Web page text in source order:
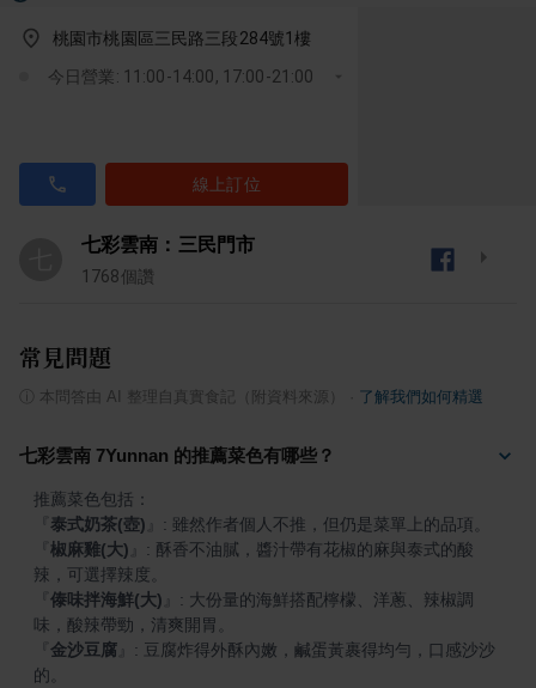
桃園市桃園區三民路三段284號1樓
今日營業: 11:00-14:00, 17:00-21:00
線上訂位
七彩雲南：三民門市
1768個讚
常見問題
本問答由 AI 整理自真實食記（附資料來源） 了解我們如何精選
七彩雲南 7Yunnan 的推薦菜色有哪些？
泰式奶茶(壺)
椒麻雞(大)
: 酥香不油膩，醬汁帶有花椒的麻與泰式的酸
傣味拌海鮮(大)
: 大份量的海鮮搭配檸檬、洋蔥、辣椒調
金沙豆腐
: 豆腐炸得外酥內嫩，鹹蛋黃裹得均勻，口感沙沙